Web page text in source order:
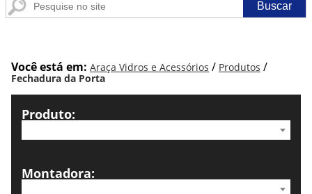
Você está em: Araça Vidros e Acessórios / Produtos /
Fechadura da Porta
Produto:
Montadora: